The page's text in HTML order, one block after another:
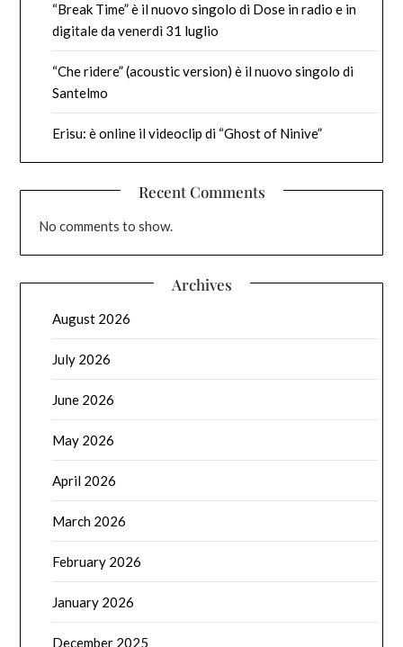
“Break Time” è il nuovo singolo di Dose in radio e in
digitale da venerdì 31 luglio
“Che ridere” (acoustic version) è il nuovo singolo di
Santelmo
Erisu: è online il videoclip di “Ghost of Ninive”
Recent Comments
No comments to show.
Archives
August 2026
July 2026
June 2026
May 2026
April 2026
March 2026
February 2026
January 2026
December 2025